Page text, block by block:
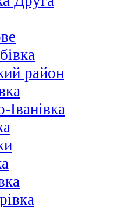
район
Іванівка